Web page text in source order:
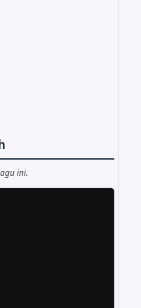
ini.